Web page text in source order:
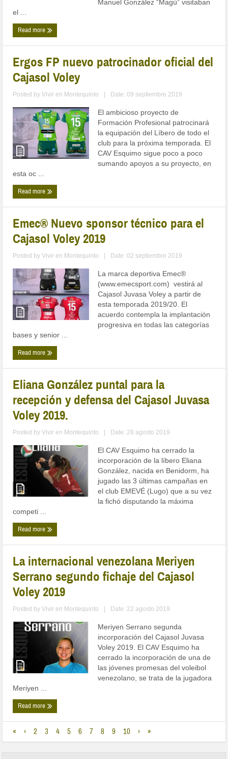
Manuel González “Magú” visitaban
el ...
Read more
Ergos FP nuevo patrocinador oficial del
Cajasol Voley
Posted byVivir en Montequinto Date: 09 septiembre 2019
El ambicioso proyecto de
Formación Profesional patrocinará
la equipación del Líbero de todo el
club para la próxima temporada. El
CAV Esquimo sigue poco a poco
sumando apoyos a su proyecto, en
esta oc ...
Read more
Emec® Nuevo sponsor técnico para el
Cajasol Voley 2019
Posted byVivir en Montequinto Date: 02 septiembre 2019
La marca deportiva Emec®
(www.emecsport.com) vestirá al
Cajasol Juvasa Voley a partir de
esta temporada 2019/20. El
acuerdo contempla la implantación
progresiva en todas las categorías
bases y senior ...
Read more
Eliana González puntal para la
recepción y defensa del Cajasol Juvasa
Voley 2019.
Posted byVivir en Montequinto Date: 28 agosto 2019
El CAV Esquimo ha cerrado la
incorporación de la líbero Eliana
González, nacida en Benidorm, ha
jugado las 3 últimas campañas en
el club EMEVÉ (Lugo) que a su vez
la fichó disputando la máxima
competi ...
Read more
La internacional venezolana Meriyen
Serrano segundo fichaje del Cajasol
Voley 2019
Posted byVivir en Montequinto Date: 22 agosto 2019
Meriyen Serrano segunda
incorporación del Cajasol Juvasa
Voley 2019. El CAV Esquimo ha
cerrado la incorporación de una de
las jóvenes promesas del voleibol
venezolano, se trata de la jugadora
Meriyen ...
Read more
« ‹ 2 3 4 5 6 7 8 9 10 › »